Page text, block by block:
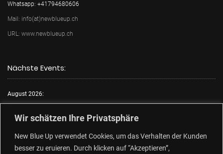
Wir schätzen Ihre Privatsphäre
New Blue Up verwendet Cookies, um das Verhalten der Kunden
besser zu eruieren. Durch klicken auf “Akzeptieren”,
Whatsapp: +41794680606
Mail: info(at)newblueup.ch
URL: www.newblueup.ch
Nächste Events:
August 2026:
Mi.:FKK Tag